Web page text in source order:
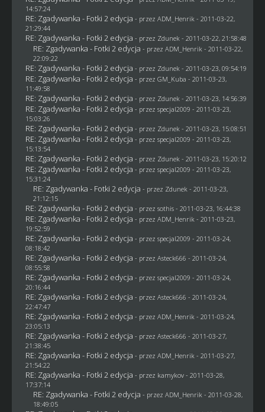
14:57:24
RE: Zgadywanka - Fotki 2 edycja - przez ADM_Henrik - 2011-03-22,
21:29:44
RE: Zgadywanka - Fotki 2 edycja - przez Zdunek - 2011-03-22, 21:58:48
RE: Zgadywanka - Fotki 2 edycja - przez ADM_Henrik - 2011-03-22,
22:09:22
RE: Zgadywanka - Fotki 2 edycja - przez Zdunek - 2011-03-23, 09:54:19
RE: Zgadywanka - Fotki 2 edycja - przez GM_Kuba - 2011-03-23,
11:49:58
RE: Zgadywanka - Fotki 2 edycja - przez Zdunek - 2011-03-23, 14:56:39
RE: Zgadywanka - Fotki 2 edycja - przez specjal2009 - 2011-03-23,
15:03:26
RE: Zgadywanka - Fotki 2 edycja - przez Zdunek - 2011-03-23, 15:08:51
RE: Zgadywanka - Fotki 2 edycja - przez specjal2009 - 2011-03-23,
15:13:54
RE: Zgadywanka - Fotki 2 edycja - przez Zdunek - 2011-03-23, 15:20:12
RE: Zgadywanka - Fotki 2 edycja - przez specjal2009 - 2011-03-23,
15:31:24
RE: Zgadywanka - Fotki 2 edycja - przez Zdunek - 2011-03-23,
21:12:15
RE: Zgadywanka - Fotki 2 edycja - przez sothis- 2011-03-23, 16:44:38
RE: Zgadywanka - Fotki 2 edycja - przez ADM_Henrik - 2011-03-23,
19:52:59
RE: Zgadywanka - Fotki 2 edycja - przez specjal2009 - 2011-03-24,
08:18:42
RE: Zgadywanka - Fotki 2 edycja - przez Asteck666 - 2011-03-24,
08:55:58
RE: Zgadywanka - Fotki 2 edycja - przez specjal2009 - 2011-03-24,
20:16:44
RE: Zgadywanka - Fotki 2 edycja - przez Asteck666 - 2011-03-24,
22:47:47
RE: Zgadywanka - Fotki 2 edycja - przez ADM_Henrik - 2011-03-24,
23:05:13
RE: Zgadywanka - Fotki 2 edycja - przez Asteck666 - 2011-03-27,
21:38:45
RE: Zgadywanka - Fotki 2 edycja - przez ADM_Henrik - 2011-03-27,
21:54:22
RE: Zgadywanka - Fotki 2 edycja - przez kamykov- 2011-03-28,
17:37:14
RE: Zgadywanka - Fotki 2 edycja - przez ADM_Henrik - 2011-03-28,
18:49:05